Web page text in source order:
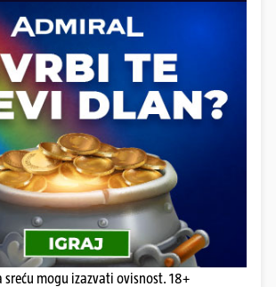
sreću mogu izazvati ovisnost. 18+